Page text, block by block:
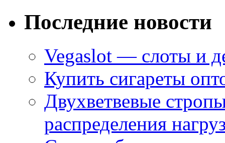
Последние новости
Vegaslot — слоты и
Купить сигареты
Двухветвевые
распределения